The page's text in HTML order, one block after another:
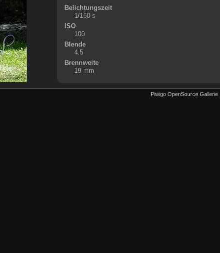
Belichtungszeit
1/160 s
ISO
100
Blende
4.5
Brennweite
19 mm
Piwigo OpenSource Gallerie